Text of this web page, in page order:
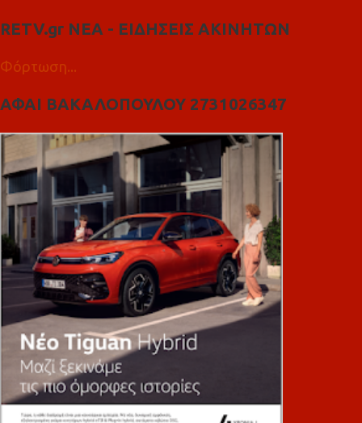
RETV.gr ΝΕΑ - ΕΙΔΗΣΕΙΣ ΑΚΙΝΗΤΩΝ
Φόρτωση...
ΑΦΑΙ ΒΑΚΑΛΟΠΟΥΛΟΥ 2731026347